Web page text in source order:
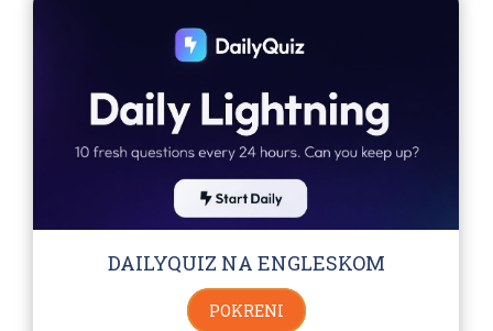
DAILYQUIZ NA ENGLESKOM
POKRENI